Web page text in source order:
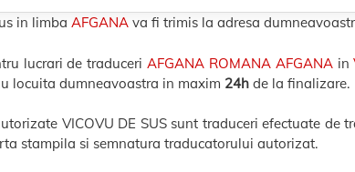
in limba AFGANA va fi trimis la adresa
lucrari de traduceriAFGANA ROMANA AFGANA in
locuita dumneavoastra in maxim 24h de la finalizare.
VICOVU DE SUS sunt traduceri efectuate de
stampila si semnatura traducatorului autorizat.